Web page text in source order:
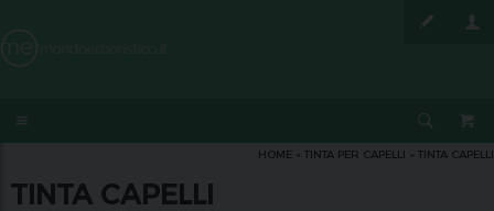
HOME » TINTA PER CAPELLI » TINTA CAPELLI
TINTA CAPELLI